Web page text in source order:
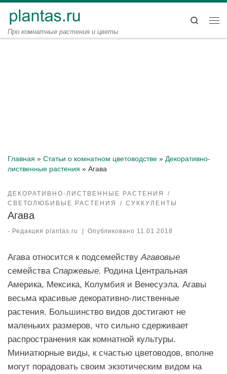
Перейти к содержимому
Про комнатные растения и цветы
Search
Главная » Статьи о комнатном цветоводстве » Декоративно-
лиственные растения » Агава
ДЕКОРАТИВНО-ЛИСТВЕННЫЕ РАСТЕНИЯ
СВЕТОЛЮБИВЫЕ РАСТЕНИЯ
СУККУЛЕНТЫ
Агава
- Редакция plantas.ru | Опубликовано 11.01.2018
Агава относится к подсемейству Агавовые
семейства Спаржевые. Родина Центральная
Америка, Мексика, Колумбия и Венесуэла. Агавы
весьма красивые декоративно-лиственные
растения. Большинство видов достигают не
маленьких размеров, что сильно сдерживает
распространения как комнатной культуры.
Миниатюрные виды, к счастью цветоводов, вполне
могут порадовать своим экзотическим видом на